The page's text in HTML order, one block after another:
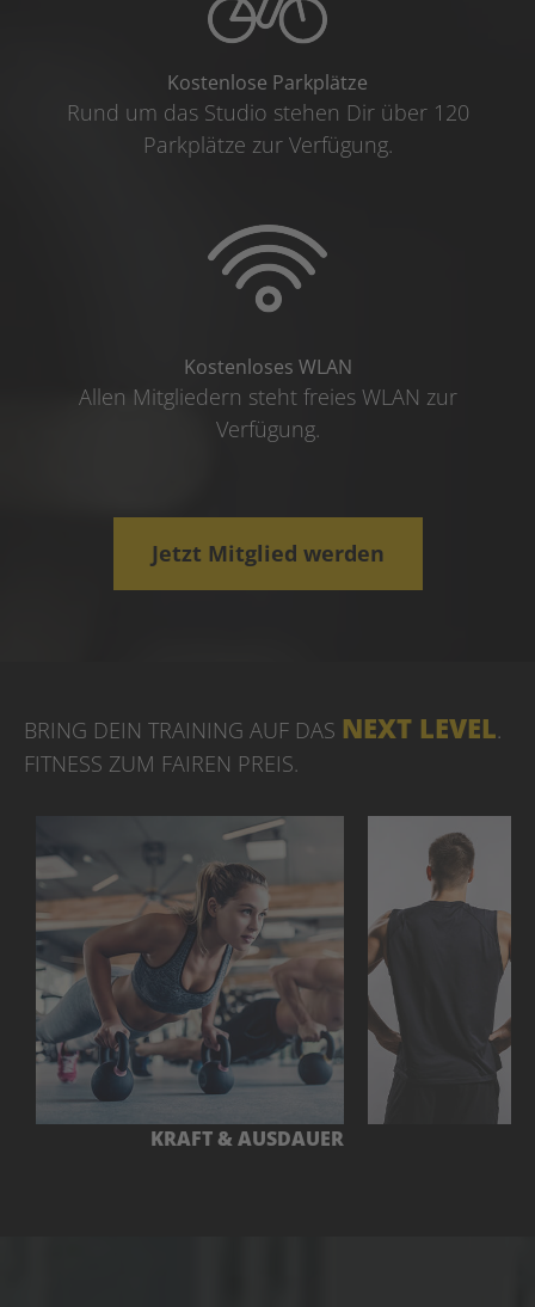
Kostenlose Parkplätze
Rund um das Studio stehen Dir über 120
Parkplätze zur Verfügung.
Kostenloses WLAN
Allen Mitgliedern steht freies WLAN zur
Verfügung.
Jetzt Mitglied werden
BRING DEIN TRAINING AUF DAS NEXT LEVEL.
FITNESS ZUM FAIREN PREIS.
KRAFT & AUSDAUER